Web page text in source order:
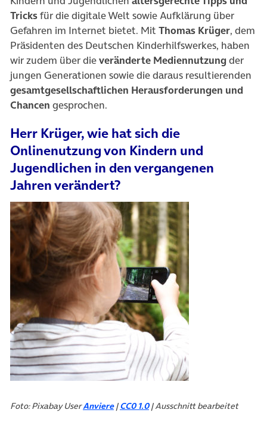
Tricksfür die digitale Welt sowie Aufklärung über
Gefahren im Internet bietet. Mit Thomas Krüger, dem
Präsidenten des Deutschen Kinderhilfswerkes, haben
wir zudem über dieveränderte Mediennutzung der
jungen Generationen sowie die daraus resultierenden
gesamtgesellschaftlichen Herausforderungen und
Chancen gesprochen.
Herr Krüger, wie hat sich die
Onlinenutzung von Kindern und
Jugendlichen in den vergangenen
Jahren verändert?
Foto: Pixabay UserAnviere|CC0 1.0| Ausschnitt bearbeitet